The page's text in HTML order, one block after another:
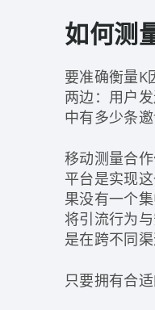
如何测
要准确衡量K
两边：用户
中有多少条
移动测量合
平台是实现
果没有一个
将引流行为
是在跨不同
只要拥有合